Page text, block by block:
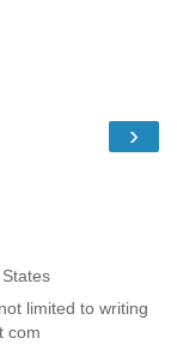
›
limited to writing
com